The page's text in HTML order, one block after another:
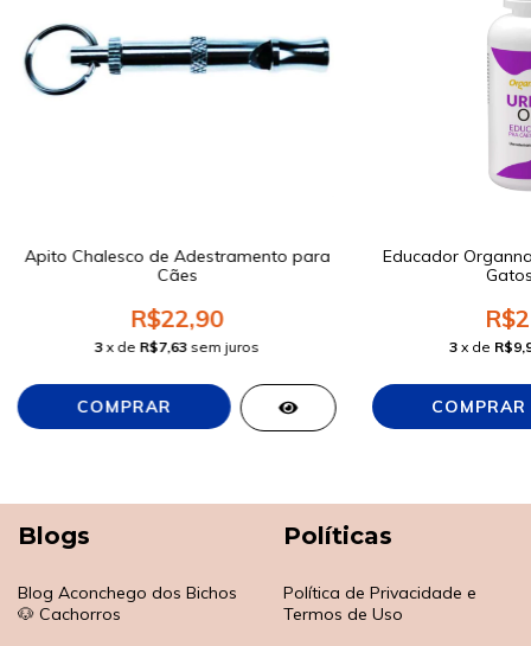
Apito Chalesco de Adestramento para
Cães
R$22,90
3 x de R$7,63 sem juros
Educador
3 x de
Blogs
Blog Aconchego dos Bichos
🐶 Cachorros
Políticas
Política de Privacidade e
Termos de Uso